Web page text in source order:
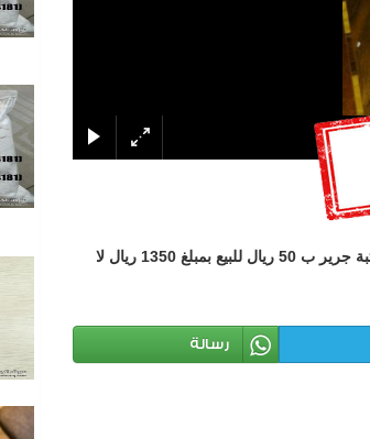
الجوال بضمان الحداد وضمان الوكيل مشتراه ب 1700 ريال والكفر تم شراءه من مكتبة جرير ب 50 ريال للبيع بمبلغ 1350 ريال لا
رسالة